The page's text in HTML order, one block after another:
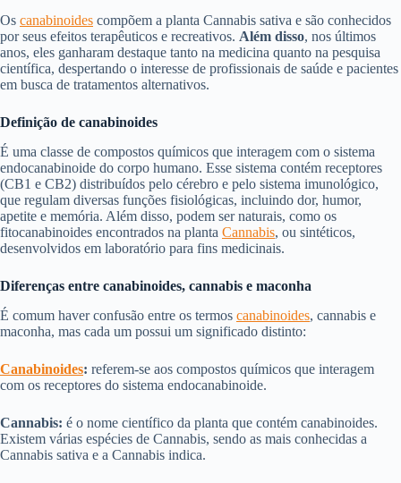
Os canabinoides compõem a planta Cannabis sativa e são conhecidos
por seus efeitos terapêuticos e recreativos. Além disso, nos últimos
anos, eles ganharam destaque tanto na medicina quanto na pesquisa
científica, despertando o interesse de profissionais de saúde e pacientes
em busca de tratamentos alternativos.
Definição de canabinoides
É uma classe de compostos químicos que interagem com o sistema
endocanabinoide do corpo humano. Esse sistema contém receptores
(CB1 e CB2) distribuídos pelo cérebro e pelo sistema imunológico,
que regulam diversas funções fisiológicas, incluindo dor, humor,
apetite e memória. Além disso, podem ser naturais, como os
fitocanabinoides encontrados na planta Cannabis, ou sintéticos,
desenvolvidos em laboratório para fins medicinais.
Diferenças entre canabinoides, cannabis e maconha
É comum haver confusão entre os termos canabinoides, cannabis e
maconha, mas cada um possui um significado distinto:
Canabinoides: referem-se aos compostos químicos que interagem
com os receptores do sistema endocanabinoide.
Cannabis: é o nome científico da planta que contém canabinoides.
Existem várias espécies de Cannabis, sendo as mais conhecidas a
Cannabis sativa e a Cannabis indica.